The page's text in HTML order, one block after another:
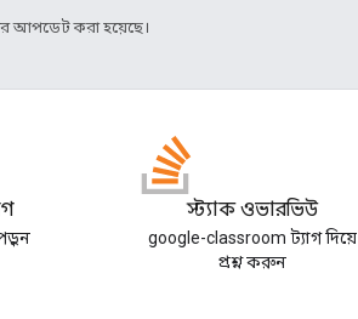
আপডেট করা হয়েছে।
স্ট্যাক ওভারভিউ
google-classroom ট্যাগ দিয়ে
প্রশ্ন করুন